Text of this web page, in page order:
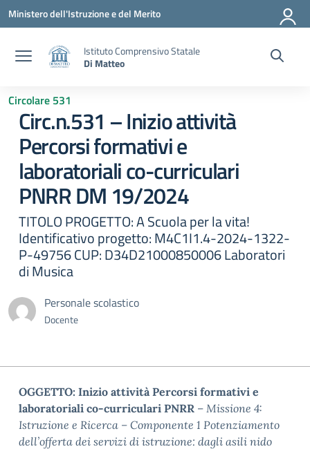
Vai ai contenuti
Vai al menu di navigazione
Vai al footer
Ministero dell'Istruzione e del Merito
Istituto Comprensivo Statale
Di Matteo
Circolare 531
Circ.n.531 – Inizio attività
Percorsi formativi e
laboratoriali co-curriculari
PNRR DM 19/2024
TITOLO PROGETTO: A Scuola per la vita!
Identificativo progetto: M4C1I1.4-2024-1322-
P-49756 CUP: D34D21000850006 Laboratori
di Musica
Personale scolastico
Docente
OGGETTO: Inizio attività Percorsi formativi e
laboratoriali co-curriculari PNRR – Missione 4:
Istruzione e Ricerca – Componente 1 Potenziamento
dell’offerta dei servizi di istruzione: dagli asili nido